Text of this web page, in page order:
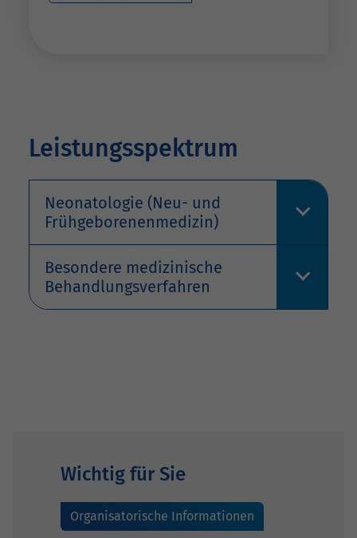
Leistungsspektrum
Neonatologie (Neu- und
Frühgeborenenmedizin)
Besondere medizinische
Behandlungsverfahren
Wichtig für Sie
Organisatorische Informationen